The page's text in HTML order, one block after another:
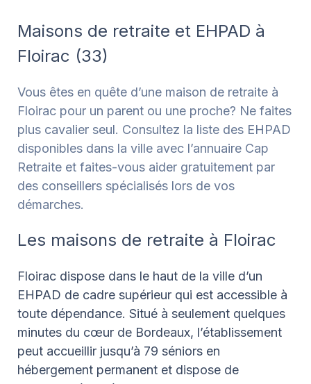
Maisons de retraite et EHPAD à
Floirac (33)
Vous êtes en quête d’une maison de retraite à
Floirac pour un parent ou une proche? Ne faites
plus cavalier seul. Consultez la liste des EHPAD
disponibles dans la ville avec l’annuaire Cap
Retraite et faites-vous aider gratuitement par
des conseillers spécialisés lors de vos
démarches.
Les maisons de retraite à Floirac
Floirac dispose dans le haut de la ville d’un
EHPAD de cadre supérieur qui est accessible à
toute dépendance. Situé à seulement quelques
minutes du cœur de Bordeaux, l’établissement
peut accueillir jusqu’à 79 séniors en
hébergement permanent et dispose de